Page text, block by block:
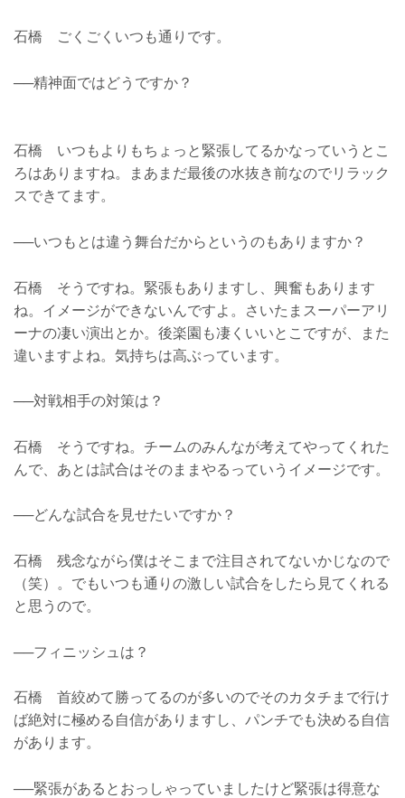
石橋 ごくごくいつも通りです。
──精神面ではどうですか？
石橋 いつもよりもちょっと緊張してるかなっていうとこ
ろはありますね。まあまだ最後の水抜き前なのでリラック
スできてます。
──いつもとは違う舞台だからというのもありますか？
石橋 そうですね。緊張もありますし、興奮もあります
ね。イメージができないんですよ。さいたまスーパーアリ
ーナの凄い演出とか。後楽園も凄くいいとこですが、また
違いますよね。気持ちは高ぶっています。
──対戦相手の対策は？
石橋 そうですね。チームのみんなが考えてやってくれた
んで、あとは試合はそのままやるっていうイメージです。
──どんな試合を見せたいですか？
石橋 残念ながら僕はそこまで注目されてないかじなので
（笑）。でもいつも通りの激しい試合をしたら見てくれる
と思うので。
──フィニッシュは？
石橋 首絞めて勝ってるのが多いのでそのカタチまで行け
ば絶対に極める自信がありますし、パンチでも決める自信
があります。
──緊張があるとおっしゃっていましたけど緊張は得意な